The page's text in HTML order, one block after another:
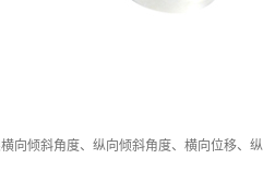
倾斜角度、纵向倾斜角度、横向位移、